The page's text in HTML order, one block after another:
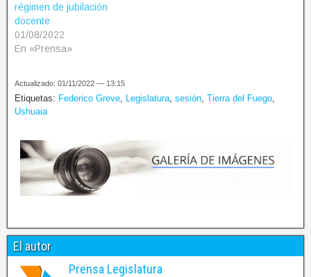
régimen de jubilación
docente
01/08/2022
En «Prensa»
Actualizado: 01/11/2022 — 13:15
Etiquetas: Federico Greve Legislatura sesión Tierra del Fuego
Ushuaia
El autor
Prensa Legislatura